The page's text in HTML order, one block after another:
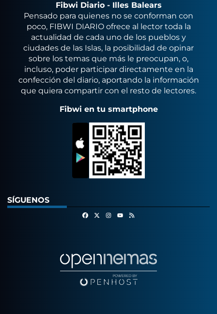
Fibwi Diario - Illes Balears
Pensado para quienes no se conforman con
poco, FIBWI DIARIO ofrece al lector toda la
actualidad de cada uno de los pueblos y
ciudades de las Islas, la posibilidad de opinar
sobre los temas que más le preocupan, o,
incluso, poder participar directamente en la
confección del diario, aportando la información
que quiera compartir con el resto de lectores.
Fibwi en tu smartphone
SÍGUENOS
FacebookInstagram